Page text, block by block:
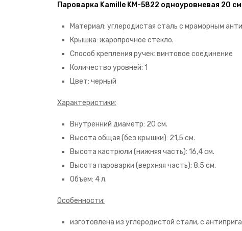
Пароварка Kamille KM-5822 одноуровневая 20
Материал: углеродистая сталь с мраморным
Крышка: жаропрочное стекло.
Способ крепления ручек: винтовое соединение
Количество уровней: 1
Цвет: черный
Характеристики:
Внутренний диаметр: 20 см.
Высота общая (без крышки): 21,5 см.
Высота кастрюли (нижняя часть): 16,4 см.
Высота пароварки (верхняя часть): 8,5 см.
Объем: 4 л.
Особенности:
изготовлена из углеродистой стали, с